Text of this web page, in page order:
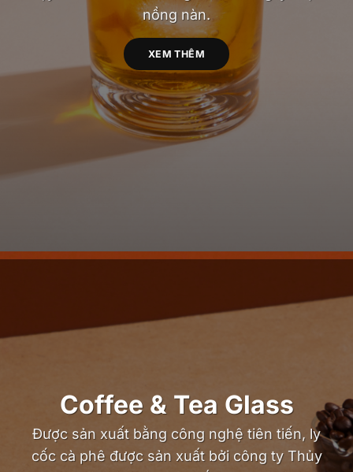
nồng nàn.
XEM THÊM
Coffee & Tea Glass
Được sản xuất bằng công nghệ tiên tiến, ly
cốc cà phê được sản xuất bởi công ty Thủy